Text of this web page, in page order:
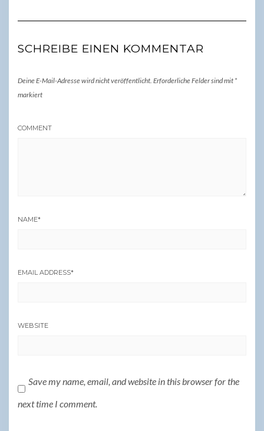
SCHREIBE EINEN KOMMENTAR
Deine E-Mail-Adresse wird nicht veröffentlicht. Erforderliche Felder sind mit *
markiert
COMMENT
NAME*
EMAIL ADDRESS*
WEBSITE
Save my name, email, and website in this browser for the
next time I comment.